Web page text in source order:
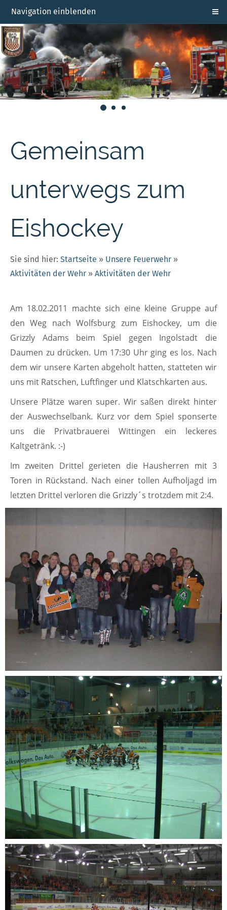
Navigation einblenden
Gemeinsam
unterwegs zum
Eishockey
Sie sind hier: Startseite » Unsere Feuerwehr »
Aktivitäten der Wehr » Aktivitäten der Wehr
Am 18.02.2011 machte sich eine kleine Gruppe auf
den Weg nach Wolfsburg zum Eishockey, um die
Grizzly Adams beim Spiel gegen Ingolstadt die
Daumen zu drücken. Um 17:30 Uhr ging es los. Nach
dem wir unsere Karten abgeholt hatten, statteten wir
uns mit Ratschen, Luftfinger und Klatschkarten aus.
Unsere Plätze waren super. Wir saßen direkt hinter
der Auswechselbank. Kurz vor dem Spiel sponserte
uns die Privatbrauerei Wittingen ein leckeres
Kaltgetränk. :-)
Im zweiten Drittel gerieten die Hausherren mit 3
Toren in Rückstand. Nach einer tollen Aufholjagd im
letzten Drittel verloren die Grizzly´s trotzdem mit 2:4.